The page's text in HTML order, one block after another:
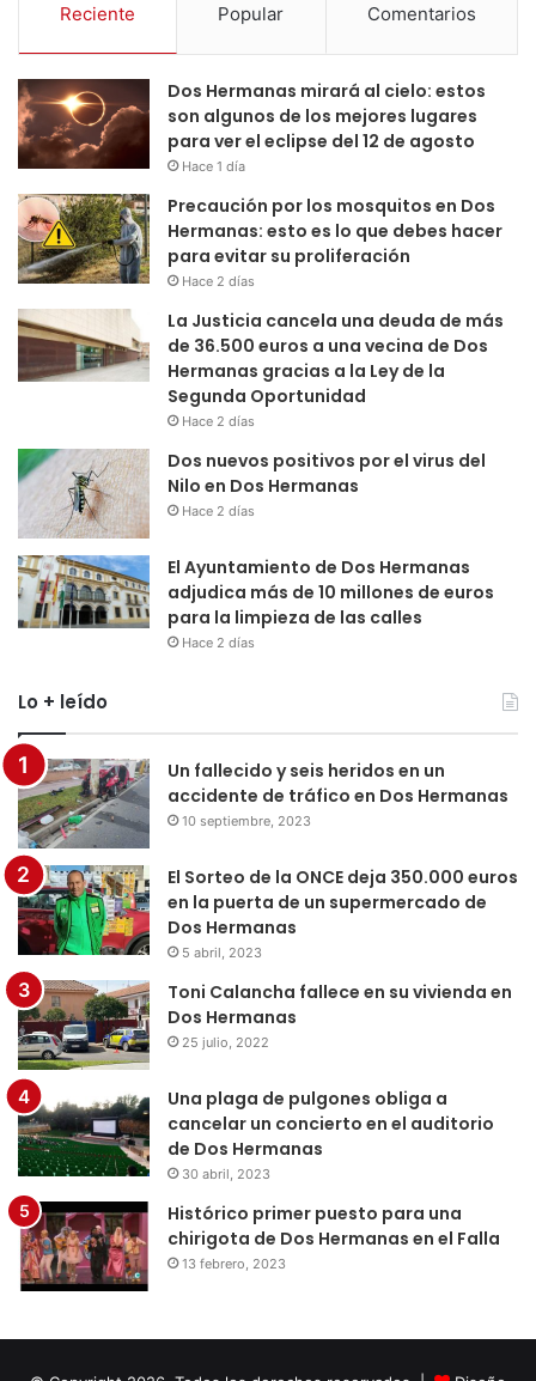
Reciente Popular Comentarios
Dos Hermanas mirará al cielo: estos
son algunos de los mejores lugares
para ver el eclipse del 12 de agosto
Hace 1 día
Precaución por los mosquitos en Dos
Hermanas: esto es lo que debes hacer
para evitar su proliferación
Hace 2 días
La Justicia cancela una deuda de más
de 36.500 euros a una vecina de Dos
Hermanas gracias a la Ley de la
Segunda Oportunidad
Hace 2 días
Dos nuevos positivos por el virus del
Nilo en Dos Hermanas
Hace 2 días
El Ayuntamiento de Dos Hermanas
adjudica más de 10 millones de euros
para la limpieza de las calles
Hace 2 días
Lo + leído
Un fallecido y seis heridos en un
accidente de tráfico en Dos Hermanas
10 septiembre, 2023
El Sorteo de la ONCE deja 350.000 euros
en la puerta de un supermercado de
Dos Hermanas
5 abril, 2023
Toni Calancha fallece en su vivienda en
Dos Hermanas
25 julio, 2022
Una plaga de pulgones obliga a
cancelar un concierto en el auditorio
de Dos Hermanas
30 abril, 2023
Histórico primer puesto para una
chirigota de Dos Hermanas en el Falla
13 febrero, 2023